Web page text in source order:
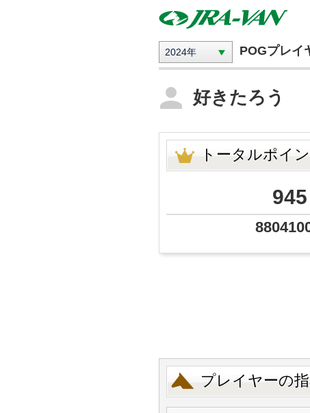
2024年 POGプレイ
好きたろう
トータルポイ
945
プレイヤーの